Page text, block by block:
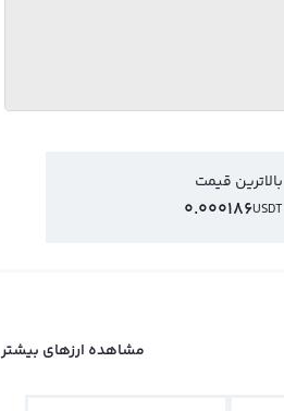
بالاترین قیمت
USDT
0.000186
مشاهده ارزهای بیشتر